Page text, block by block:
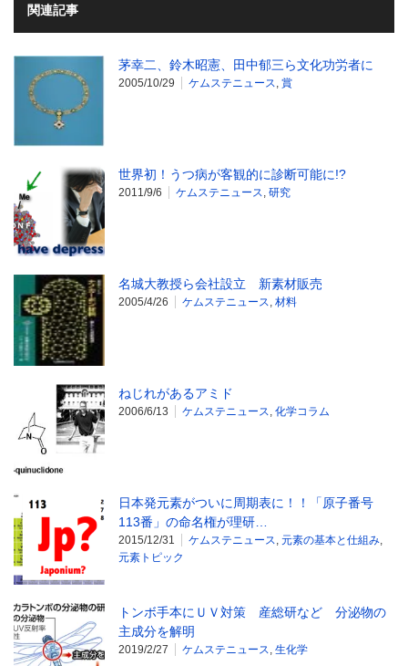
関連記事
茅幸二、鈴木昭憲、田中郁三ら文化功労者に
2005/10/29 ケムステニュース, 賞
世界初！うつ病が客観的に診断可能に!?
2011/9/6 ケムステニュース, 研究
名城大教授ら会社設立 新素材販売
2005/4/26 ケムステニュース, 材料
ねじれがあるアミド
2006/6/13 ケムステニュース, 化学コラム
日本発元素がついに周期表に！！「原子番号
113番」の命名権が理研…
2015/12/31 ケムステニュース, 元素の基本と仕組み,
元素トピック
トンボ手本にＵＶ対策 産総研など 分泌物の
主成分を解明
2019/2/27 ケムステニュース, 生化学